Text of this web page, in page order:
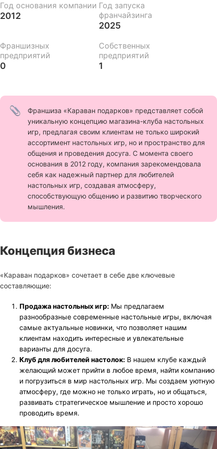
Год основания компании
2012
Год запуска
франчайзинга
2025
Франшизных
предприятий
0
Собственных
предприятий
1
Франшиза «Караван подарков» представляет собой
уникальную концепцию магазина-клуба настольных
игр, предлагая своим клиентам не только широкий
ассортимент настольных игр, но и пространство для
общения и проведения досуга. С момента своего
основания в 2012 году, компания зарекомендовала
себя как надежный партнер для любителей
настольных игр, создавая атмосферу,
способствующую общению и развитию творческого
мышления.
Концепция бизнеса
«Караван подарков» сочетает в себе две ключевые
составляющие:
Продажа настольных игр: Мы предлагаем
разнообразные современные настольные игры, включая
самые актуальные новинки, что позволяет нашим
клиентам находить интересные и увлекательные
варианты для досуга.
Клуб для любителей настолок: В нашем клубе каждый
желающий может прийти в любое время, найти компанию
и погрузиться в мир настольных игр. Мы создаем уютную
атмосферу, где можно не только играть, но и общаться,
развивать стратегическое мышление и просто хорошо
проводить время.